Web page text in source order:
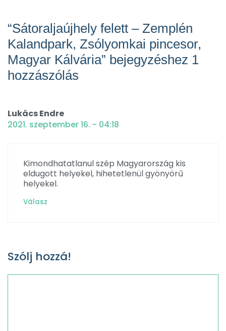
“Sátoraljaújhely felett – Zemplén
Kalandpark, Zsólyomkai pincesor,
Magyar Kálvária” bejegyzéshez 1
hozzászólás
Lukács Endre
2021. szeptember 16. - 04:18
Kimondhatatlanul szép Magyarország kis
eldugott helyekel, hihetetlenül gyönyörű
helyekel.
Válasz
Szólj hozzá!